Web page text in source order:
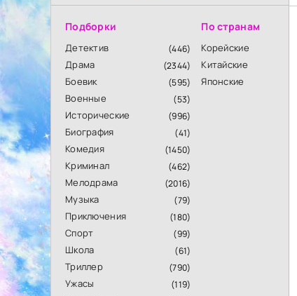
Подборки
Детектив (446)
Драма (2344)
Боевик (595)
Военные (53)
Исторические (996)
Биография (41)
Комедия (1450)
Криминал (462)
Мелодрама (2016)
Музыка (79)
Приключения (180)
Спорт (99)
Школа (61)
Триллер (790)
Ужасы (119)
По странам
Корейские
Китайские
Японские